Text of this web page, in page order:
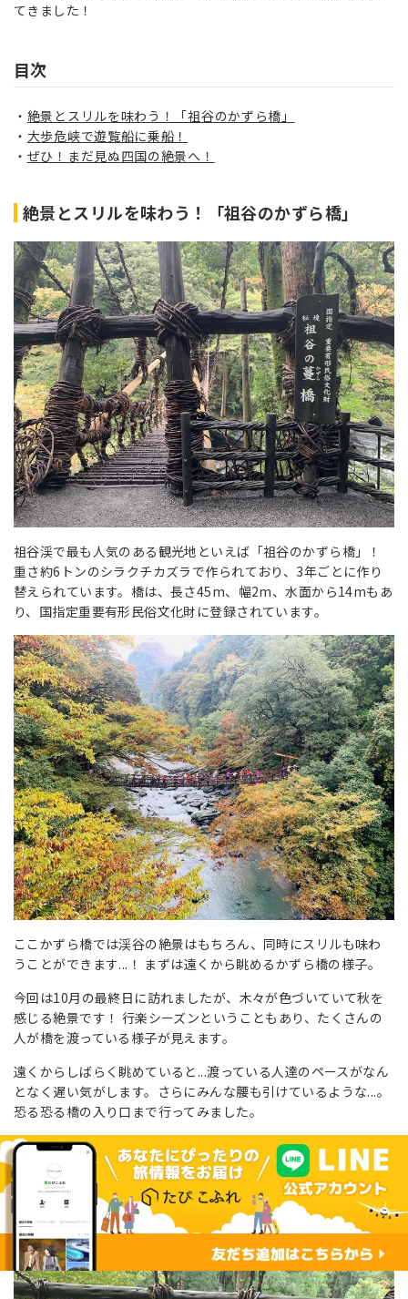
てきました！
目次
絶景とスリルを味わう！「祖谷のかずら橋」
大歩危峡で遊覧船に乗船！
ぜひ！まだ見ぬ四国の絶景へ！
絶景とスリルを味わう！「祖谷のかずら橋」
祖谷渓で最も人気のある観光地といえば「祖谷のかずら橋」！
重さ約6トンのシラクチカズラで作られており、3年ごとに作り
替えられています。橋は、長さ45m、幅2m、水面から14mもあ
り、国指定重要有形民俗文化財に登録されています。
ここかずら橋では渓谷の絶景はもちろん、同時にスリルも味わ
うことができます...！ まずは遠くから眺めるかずら橋の様子。
今回は10月の最終日に訪れましたが、木々が色づいていて秋を
感じる絶景です！ 行楽シーズンということもあり、たくさんの
人が橋を渡っている様子が見えます。
遠くからしばらく眺めていると...渡っている人達のペースがなん
となく遅い気がします。さらにみんな腰も引けているような...。
恐る恐る橋の入り口まで行ってみました。